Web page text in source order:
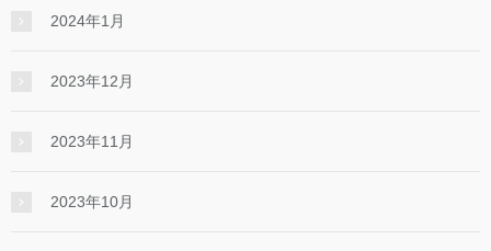
2024年1月
2023年12月
2023年11月
2023年10月